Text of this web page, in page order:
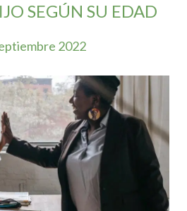
SEGÚN SU EDAD
2022